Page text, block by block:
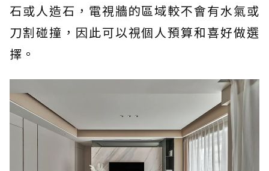
石或人造石，電視牆的區域較不會有水氣或
刀割碰撞，因此可以視個人預算和喜好做選
擇。